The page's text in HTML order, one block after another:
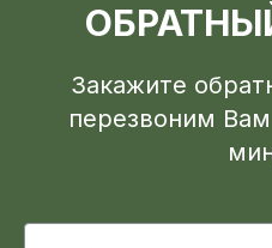
Закажите
перезвоним